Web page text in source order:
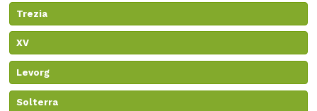
Trezia
XV
Levorg
Solterra